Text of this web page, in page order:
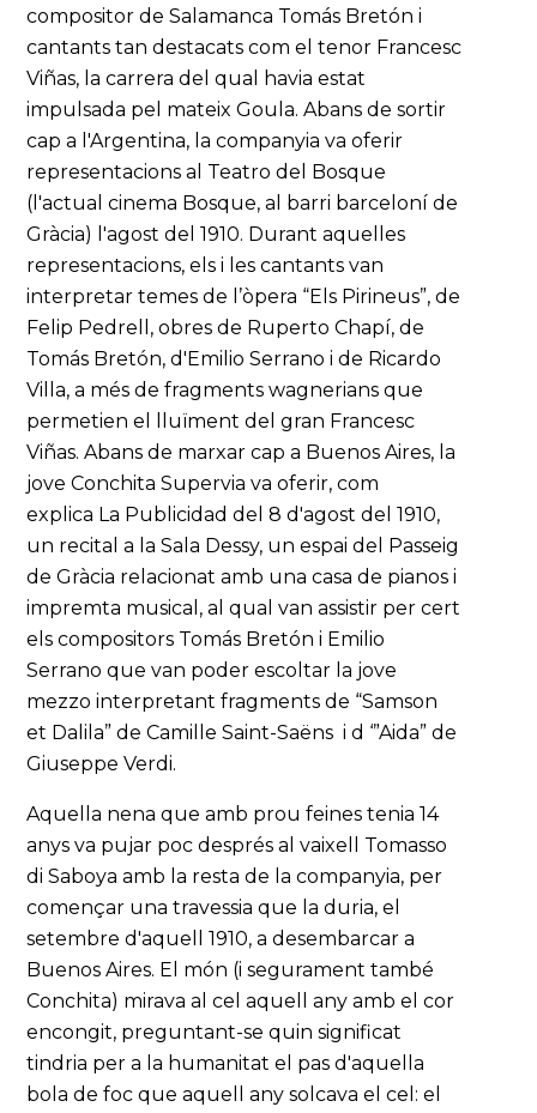
compositor de Salamanca Tomás Bretón i
cantants tan destacats com el tenor Francesc
Viñas, la carrera del qual havia estat
impulsada pel mateix Goula. Abans de sortir
cap a l'Argentina, la companyia va oferir
representacions al Teatro del Bosque
(l'actual cinema Bosque, al barri barceloní de
Gràcia) l'agost del 1910. Durant aquelles
representacions, els i les cantants van
interpretar temes de l’òpera “Els Pirineus”, de
Felip Pedrell, obres de Ruperto Chapí, de
Tomás Bretón, d'Emilio Serrano i de Ricardo
Villa, a més de fragments wagnerians que
permetien el lluïment del gran Francesc
Viñas. Abans de marxar cap a Buenos Aires, la
jove Conchita Supervia va oferir, com
explica La Publicidad del 8 d'agost del 1910,
un recital a la Sala Dessy, un espai del Passeig
de Gràcia relacionat amb una casa de pianos i
impremta musical, al qual van assistir per cert
els compositors Tomás Bretón i Emilio
Serrano que van poder escoltar la jove
mezzo interpretant fragments de “Samson
et Dalila” de Camille Saint-Saëns i d ‘”Aida” de
Giuseppe Verdi.
Aquella nena que amb prou feines tenia 14
anys va pujar poc després al vaixell Tomasso
di Saboya amb la resta de la companyia, per
començar una travessia que la duria, el
setembre d'aquell 1910, a desembarcar a
Buenos Aires. El món (i segurament també
Conchita) mirava al cel aquell any amb el cor
encongit, preguntant-se quin significat
tindria per a la humanitat el pas d'aquella
bola de foc que aquell any solcava el cel: el